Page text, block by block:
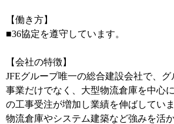
【働き方】
■36協定を遵守しています。
【会社の特徴】
JFEグループ唯一の総合建設会社で、
事業だけでなく、大型物流倉庫を中心
の工事受注が増加し業績を伸ばしていま
物流倉庫やシステム建築など強みを活